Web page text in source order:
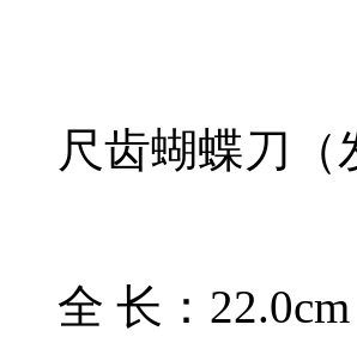
尺齿蝴蝶刀（
全 长：22.0cm